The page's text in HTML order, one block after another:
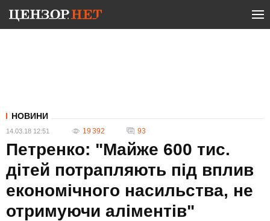
НОВИНИ
14.03.18 12:51 19 392 93
Петренко: "Майже 600 тис.
дітей потрапляють під вплив
економічного насильства, не
отримуючи аліментів"